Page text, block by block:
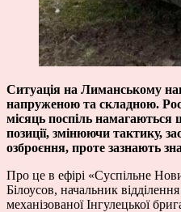
Ситуація на Лиманському
напруженою та складною.
місяць поспіль намагаються
позиції, змінюючи тактику,
озброєння, проте зазнають
Про це в ефірі «Суспільне
Білоусов, начальник
механізованої Інгулецької